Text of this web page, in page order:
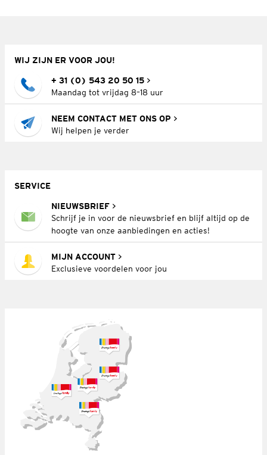
WIJ ZIJN ER VOOR JOU!
+ 31 (0) 543 20 50 15
Maandag tot vrijdag 8–18 uur
NEEM CONTACT MET ONS OP
Wij helpen je verder
SERVICE
NIEUWSBRIEF
Schrijf je in voor de nieuwsbrief en blijf altijd op de
hoogte van onze aanbiedingen en acties!
MIJN ACCOUNT
Exclusieve voordelen voor jou